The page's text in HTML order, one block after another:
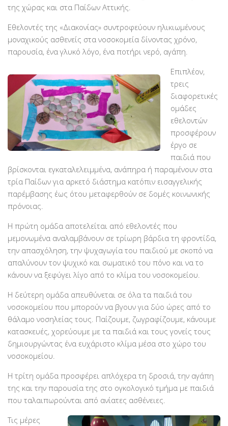
Ισολογισμοί-Απολογισμοί
Βραβεύσεις
Εθελοντές
Γίνε εθελοντής
Εκπαίδευση
Θεωρητική
Πρακτική
Υποστήριξη
Ομάδες Στήριξης
Εμπειρίες
Στήριξέ μας
Με τραπεζική κατάθεση
PayPal
Τομείς
Νοσοκομεία
Διακονία Κατ οίκον
Φιλοξενία Κατ οίκον
Εκδηλώσεις
Ανακοινώσεις
Αρχείο Ανακοινώσεων
της χώρας και στα Παίδων Αττικής.
Εθελοντές της «Διακονίας» συντροφεύουν ηλικιωμένους
μοναχικούς ασθενείς στα νοσοκομεία δίνοντας χρόνο,
παρουσία, ένα γλυκό λόγο, ένα ποτήρι νερό, αγάπη.
Επιπλέον,
τρεις
διαφορετικές
ομάδες
εθελοντών
προσφέρουν
έργο σε
παιδιά που
βρίσκονται εγκαταλελειμμένα, ανάπηρα ή παραμένουν στα
τρία Παίδων για αρκετό διάστημα κατόπιν εισαγγελικής
παρέμβασης έως ότου μεταφερθούν σε δομές κοινωνικής
πρόνοιας.
Η πρώτη ομάδα αποτελείται από εθελοντές που
μεμονωμένα αναλαμβάνουν σε τρίωρη βάρδια τη φροντίδα,
την απασχόληση, την ψυχαγωγία του παιδιού με σκοπό να
απαλύνουν τον ψυχικό και σωματικό του πόνο και να το
κάνουν να ξεφύγει λίγο από το κλίμα του νοσοκομείου.
Η δεύτερη ομάδα απευθύνεται σε όλα τα παιδιά του
νοσοκομείου που μπορούν να βγουν για δύο ώρες από το
θάλαμο νοσηλείας τους. Παίζουμε, ζωγραφίζουμε, κάνουμε
κατασκευές, χορεύουμε με τα παιδιά και τους γονείς τους
δημιουργώντας ένα ευχάριστο κλίμα μέσα στο χώρο του
νοσοκομείου.
Η τρίτη ομάδα προσφέρει απλόχερα τη δροσιά, την αγάπη
της και την παρουσία της στο ογκολογικό τμήμα με παιδιά
που ταλαιπωρούνται από ανίατες ασθένειες.
Τις μέρες